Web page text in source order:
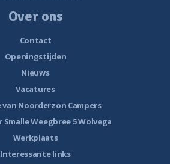
Over ons
Contact
Openingstijden
Nieuws
Vacatures
Noorderzon Campers
Smalle Weegbree 5 Wolvega
Werkplaats
Interessante links